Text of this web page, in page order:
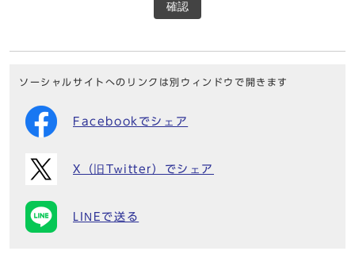
確認
ソーシャルサイトへのリンクは別ウィンドウで開きます
Facebookでシェア
X（旧Twitter）でシェア
LINEで送る